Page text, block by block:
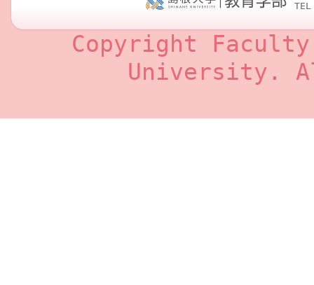
Copyright
University.